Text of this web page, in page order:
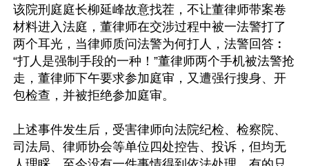
该院刑庭庭长柳延峰故意找茬，不让董律师带案卷
材料进入法庭，董律师在交涉过程中被一法警打了
两个耳光，当律师质问法警为何打人，法警回答︰
“打人是强制手段的一种！”董律师两个手机被法警抢
走，董律师下午要求参加庭审，又遭强行搜身、开
包检查，并被拒绝参加庭审。
上述事件发生后，受害律师向法院纪检、检察院、
司法局、律师协会等单位四处控告、投诉，但均无